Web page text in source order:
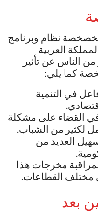
نظام وبرنامج
العربية
الناس عن تأثير
كما يلي:
في التنمية
القضاء على مشكلة
لكثير من الشباب.
العديد من
مخرجات هذا
مختلف القطاعات.
بعد